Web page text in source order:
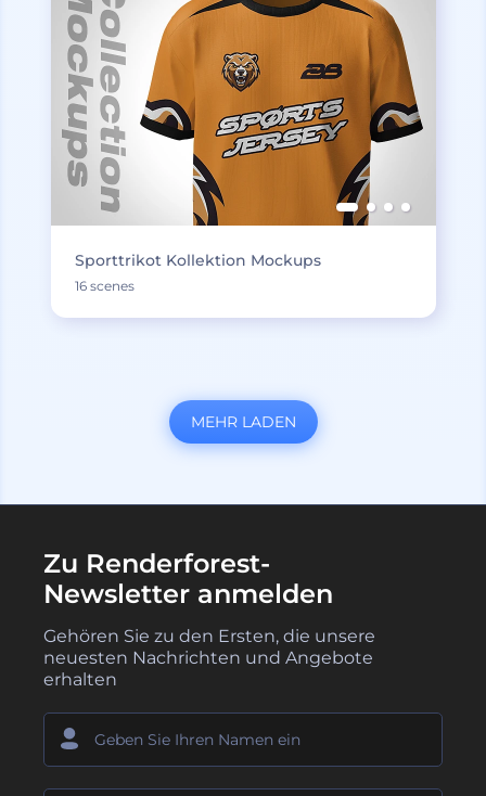
Sporttrikot Kollektion Mockups
16 scenes
MEHR LADEN
Zu Renderforest-
Newsletter anmelden
Gehören Sie zu den Ersten, die unsere
neuesten Nachrichten und Angebote
erhalten